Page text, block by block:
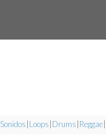
Sonidos Loops Drums Reggae